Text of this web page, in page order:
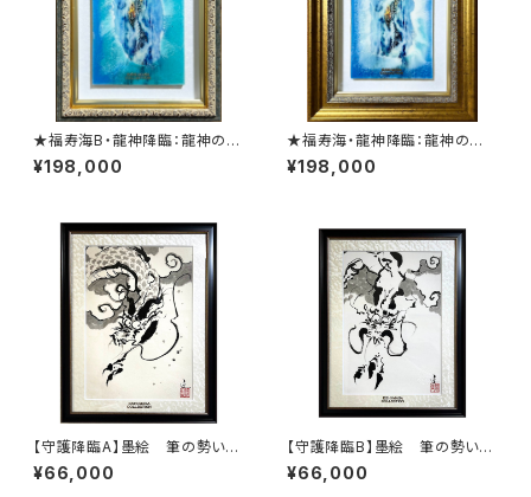
★福寿海B・龍神降臨：龍神の神
秘を表現したミクスドメディア作
品
¥198,000
★福寿海・龍神降臨：龍神の神
秘を表現したミクスドメディア作
品
¥198,000
【守護降臨A】墨絵 筆の勢いを
感じて
¥66,000
【守護降臨B】墨絵 筆の勢いを
感じて
¥66,000